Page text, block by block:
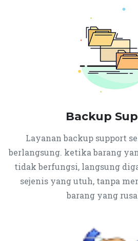
Backup
Layanan backup support
berlangsung. ketika barang
tidak berfungsi, langsung
sejenis yang utuh, tanpa
barang yang